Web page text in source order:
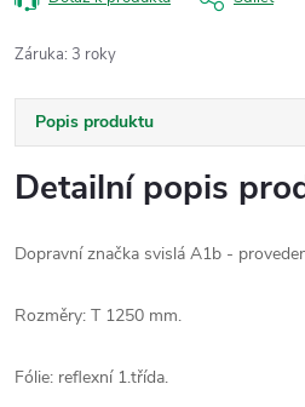
Záruka: 3 roky
Popis produktu
Detailní popis
Dopravní značka svislá A1b -
Rozměry: T 1250 mm.
Fólie: reflexní 1.třída.